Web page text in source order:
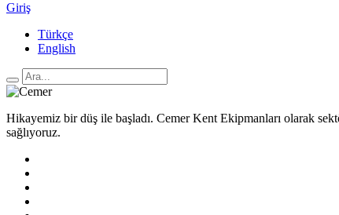
Giriş
Türkçe
English
Hikayemiz bir düş ile başladı. Cemer Kent Ekipmanları olarak
sağlıyoruz.